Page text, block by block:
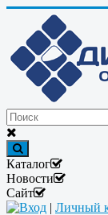
Каталог
Новости
Сайт
Вход | Личный